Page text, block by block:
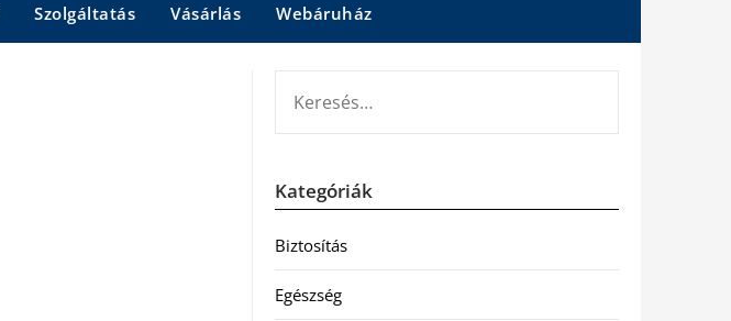
Szolgáltatás Vásárlás Webáruház
Kategóriák
Biztosítás
Egészség